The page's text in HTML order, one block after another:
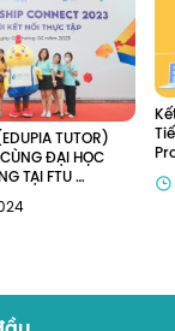
TUTOR)
ĐẠI HỌC
TẠI FTU
2023